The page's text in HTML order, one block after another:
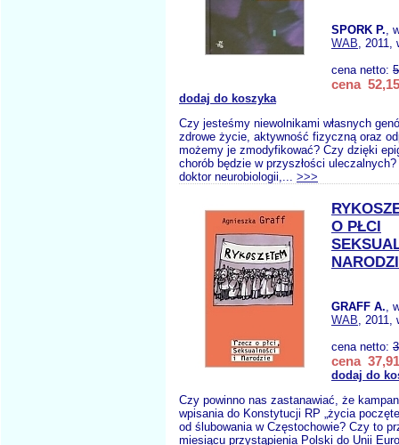
SPORK P.,
WAB, 2011,
cena netto:
cena
dodaj do koszyka
Czy jesteśmy niewolnikami własnych
zdrowe życie, aktywność fizyczną oraz
możemy je zmodyfikować? Czy dzięki
chorób będzie w przyszłości
doktor neurobiologii,... >>>
O PŁCI
GRAFF A.,
WAB, 2011,
cena netto:
cena
dodaj do
Czy powinno nas zastanawiać, że
wpisania do Konstytucji RP „życia
od ślubowania w Częstochowie? Czy to
miesiącu przystąpienia Polski do Unii